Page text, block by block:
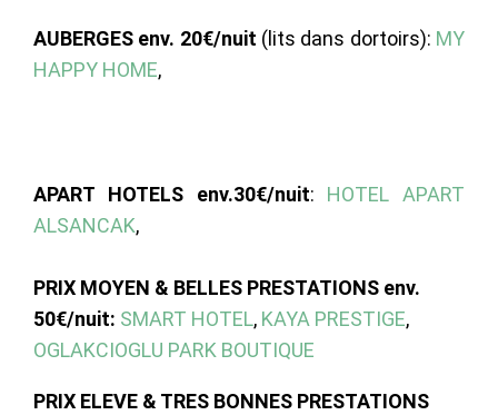
AUBERGES env. 20€/nuit (lits dans dortoirs): MY
HAPPY HOME,
APART HOTELS env.30€/nuit: HOTEL APART
ALSANCAK,
PRIX MOYEN & BELLES PRESTATIONS env.
50€/nuit: SMART HOTEL, KAYA PRESTIGE,
OGLAKCIOGLU PARK BOUTIQUE
PRIX ELEVE & TRES BONNES PRESTATIONS